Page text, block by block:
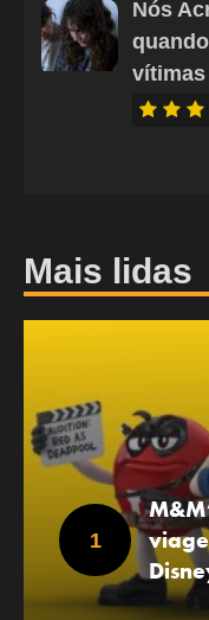
Nós
Mais lidas